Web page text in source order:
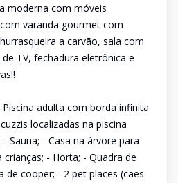
moderna com móveis
varanda gourmet com
a carvão, sala com
TV, fechadura eletrônica e
adulta com borda infinita
localizadas na piscina
Sauna; - Casa na árvore para
- Horta; - Quadra de
de cooper; - 2 pet places (cães